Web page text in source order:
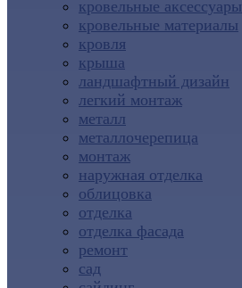
кровельные аксессуары
кровельные материалы
кровля
крыша
ландшафтный дизайн
легкий монтаж
металл
металлочерепица
монтаж
наружная отделка
облицовка
отделка
отделка фасада
ремонт
сад